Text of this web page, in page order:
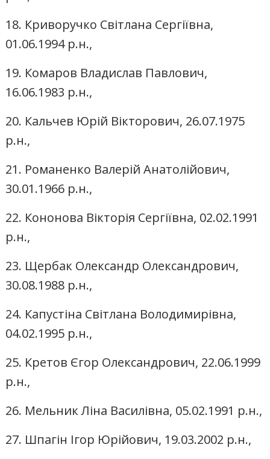
18. Криворучко Світлана Сергіївна,
01.06.1994 р.н.,
19. Комаров Владислав Павлович,
16.06.1983 р.н.,
20. Кальчев Юрій Вікторович, 26.07.1975
р.н.,
21. Романенко Валерій Анатолійович,
30.01.1966 р.н.,
22. Кононова Вікторія Сергіївна, 02.02.1991
р.н.,
23. Щербак Олександр Олександрович,
30.08.1988 р.н.,
24. Капустіна Світлана Володимирівна,
04.02.1995 р.н.,
25. Кретов Єгор Олександрович, 22.06.1999
р.н.,
26. Мельник Ліна Василівна, 05.02.1991 р.н.,
27. Шпагін Ігор Юрійович, 19.03.2002 р.н.,